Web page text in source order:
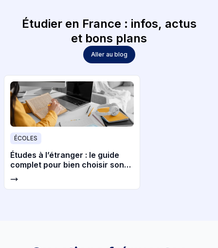
Étudier en France : infos, actus
et bons plans
Aller au blog
ÉCOLES
Études à l’étranger : le guide
complet pour bien choisir son